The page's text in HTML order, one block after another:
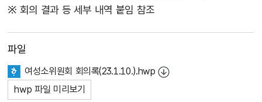
※ 회의 결과 등 세부 내역 붙임 참조
파일
여성소위원회 회의록(23.1.10.).hwp
hwp 파일 미리보기